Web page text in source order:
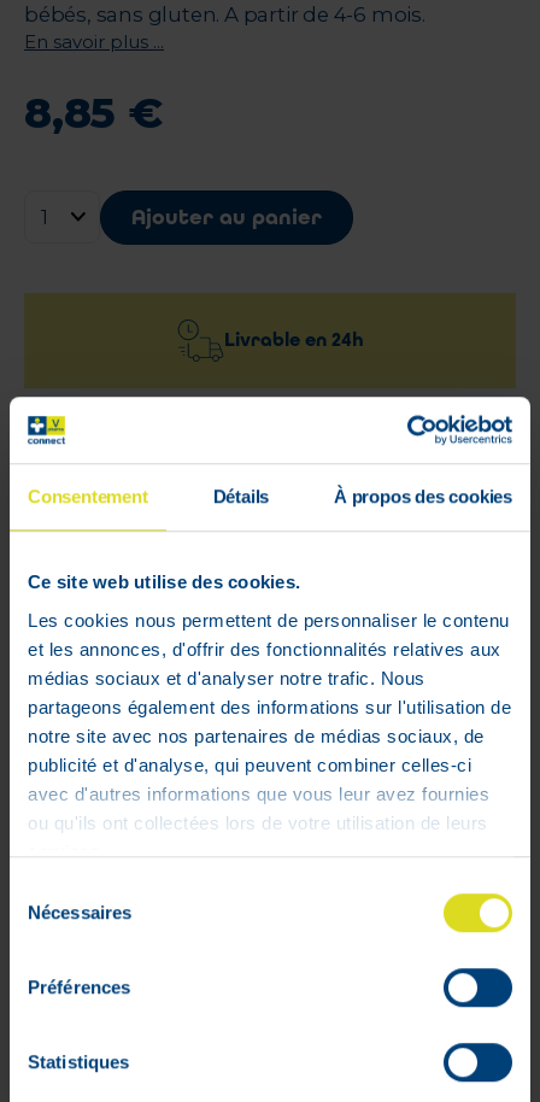
Consentement Détails À propos des cookies
Ce site web utilise des cookies.
Les cookies nous permettent de personnaliser le contenu
et les annonces, d'offrir des fonctionnalités relatives aux
médias sociaux et d'analyser notre trafic. Nous
partageons également des informations sur l'utilisation de
notre site avec nos partenaires de médias sociaux, de
publicité et d'analyse, qui peuvent combiner celles-ci
avec d'autres informations que vous leur avez fournies
ou qu'ils ont collectées lors de votre utilisation de leurs
services.
Nécessaires
Préférences
Statistiques
bébés, sans gluten. A partir de 4-6 mois.
En savoir plus ...
8,85 €
Ajouter au panier
Livrable en 24h
Livraison rapide et gratuite
sécurisé garanti
Mon compte
Mon panier
Listes d'envie